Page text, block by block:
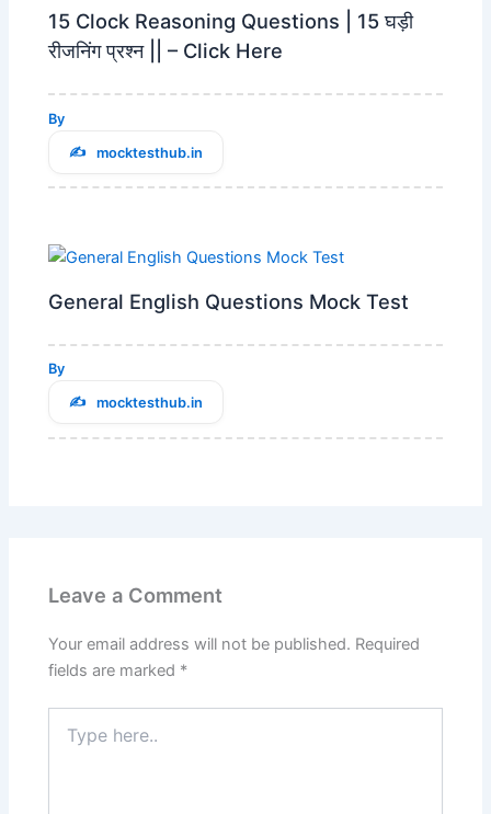
15 Clock Reasoning Questions | 15 घड़ी
रीजनिंग प्रश्न || – Click Here
By
mocktesthub.in
General English Questions Mock Test
By
mocktesthub.in
Leave a Comment
Your email address will not be published. Required
fields are marked *
here..